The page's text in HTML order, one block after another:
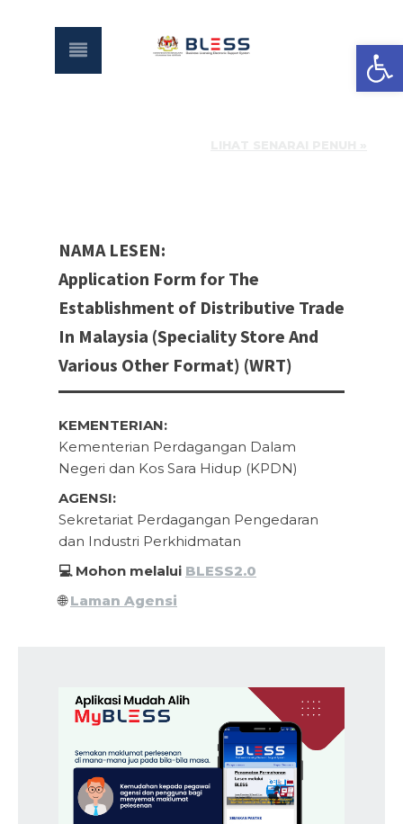
NAMA LESEN:
Application Form for The
Establishment of Distributive Trade
In Malaysia (Speciality Store And
Various Other Format) (WRT)
KEMENTERIAN:
Kementerian Perdagangan Dalam
Negeri dan Kos Sara Hidup (KPDN)
AGENSI:
Sekretariat Perdagangan Pengedaran
dan Industri Perkhidmatan
💻 Mohon melalui BLESS2.0
🌐Laman Agensi